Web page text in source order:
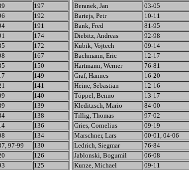
197
192
191
174
172
167
150
149
141
140
139
138
136
134
97-99
130
126
125
Beranek, Jan
03-05
Bartejs, Petr
10-11
Bank, Fred
81-95
Diebitz, Andreas
92-98
Kubik, Vojtech
09-14
Bachmann, Eric
12-17
Hartmann, Werner
76-81
Graf, Hannes
16-20
Heine, Sebastian
12-16
Töppel, Benno
13-17
Kleditzsch, Mario
84-00
Tillig, Thomas
97-02
Gries, Cornelius
09-19
Marschner, Lars
00-01, 04-06
Ledrich, Siegmar
76-84
Jablonski, Bogumil
06-08
Kunze, Michael
09-11